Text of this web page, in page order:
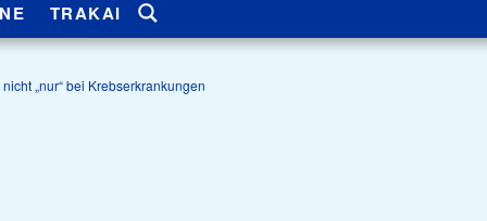
Nariai
Nariai
Istorija
TRAKAI
Nariai
„nur“ bei Krebserkrankungen